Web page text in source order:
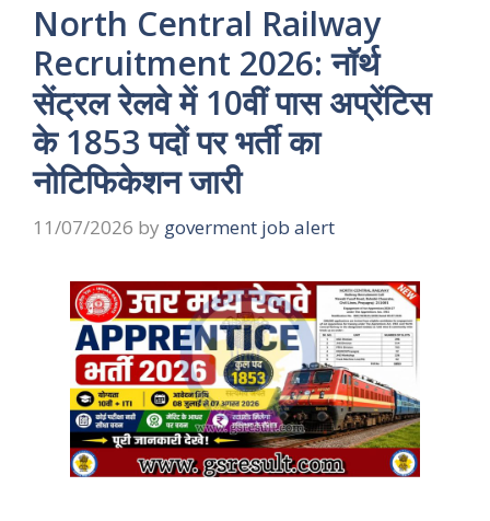
North Central Railway
Recruitment 2026: नॉर्थ
सेंट्रल रेलवे में 10वीं पास अप्रेंटिस
के 1853 पदों पर भर्ती का
नोटिफिकेशन जारी
11/07/2026 by goverment job alert